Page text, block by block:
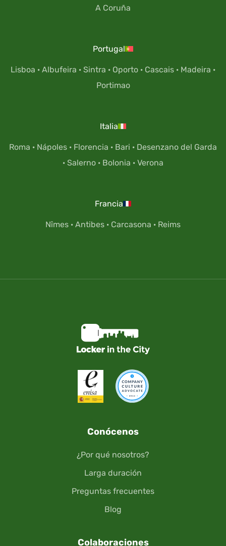
A Coruña
Portugal
Lisboa · Albufeira · Sintra · Oporto · Cascais · Madeira ·
Portimao
Italia
Roma · Nápoles · Florencia · Bari · Desenzano del Garda
· Salerno · Bolonia · Verona
Francia
Nîmes · Antibes · Carcasona · Reims
Conócenos
¿Por qué nosotros?
Larga duración
Preguntas frecuentes
Blog
Colaboraciones